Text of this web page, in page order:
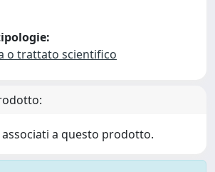
o trattato scientifico
a questo prodotto.